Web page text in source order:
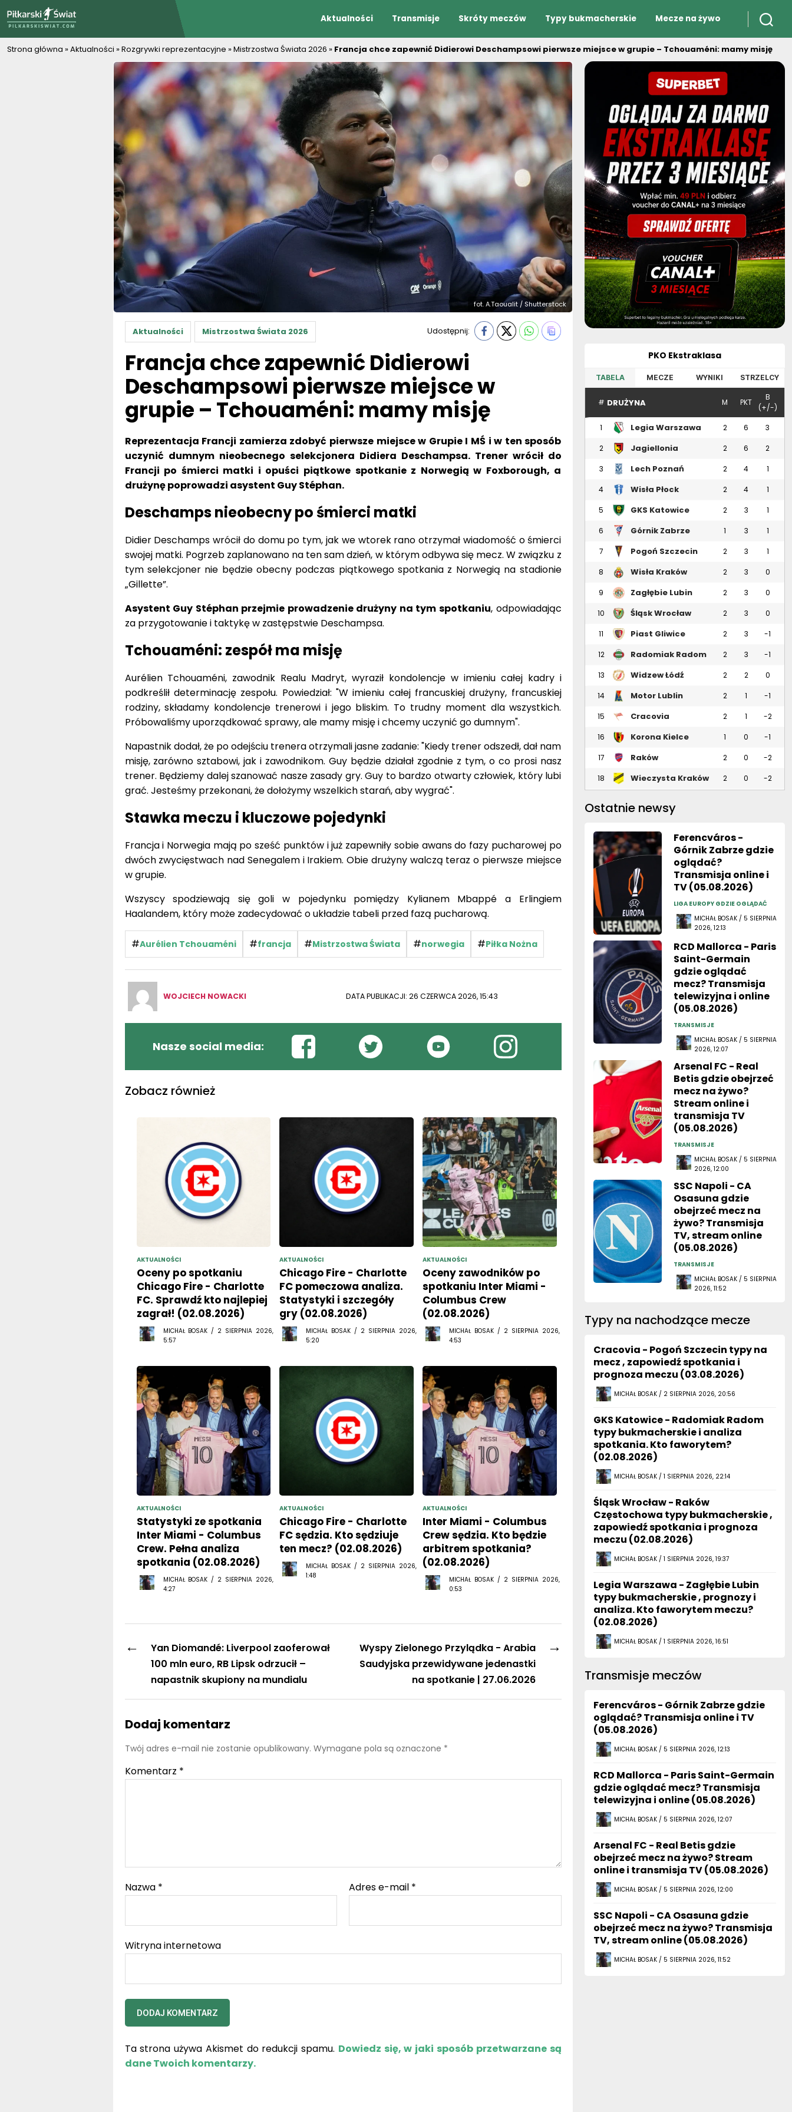
Aktualności Transmisje Skróty meczów Typy bukmacherskie Mecze na żywo
Strona główna »Aktualności »Rozgrywki reprezentacyjne »Mistrzostwa Świata 2026 » Francja chce zapewnić Didierowi Deschampsowi pierwsze miejsce w grupie – Tchouaméni: mamy misję
fot. A.Taoualit / Shutterstock
Aktualności Mistrzostwa Świata 2026 Udostępnij:
Francja chce zapewnić Didierowi
Deschampsowi pierwsze miejsce w
grupie – Tchouaméni: mamy misję
Reprezentacja Francji zamierza zdobyć pierwsze miejsce w Grupie I MŚ i w ten sposób
uczynić dumnym nieobecnego selekcjonera Didiera Deschampsa. Trener wrócił do
Francji po śmierci matki i opuści piątkowe spotkanie z Norwegią w Foxborough, a
drużynę poprowadzi asystent Guy Stéphan.
Deschamps nieobecny po śmierci matki
Didier Deschamps wrócił do domu po tym, jak we wtorek rano otrzymał wiadomość o śmierci
swojej matki. Pogrzeb zaplanowano na ten sam dzień, w którym odbywa się mecz. W związku z
tym selekcjoner nie będzie obecny podczas piątkowego spotkania z Norwegią na stadionie
„Gillette”.
Asystent Guy Stéphan przejmie prowadzenie drużyny na tym spotkaniu, odpowiadając
za przygotowanie i taktykę w zastępstwie Deschampsa.
Tchouaméni: zespół ma misję
Aurélien Tchouaméni, zawodnik Realu Madryt, wyraził kondolencje w imieniu całej kadry i
podkreślił determinację zespołu. Powiedział: "W imieniu całej francuskiej drużyny, francuskiej
rodziny, składamy kondolencje trenerowi i jego bliskim. To trudny moment dla wszystkich.
Próbowaliśmy uporządkować sprawy, ale mamy misję i chcemy uczynić go dumnym".
Napastnik dodał, że po odejściu trenera otrzymali jasne zadanie: "Kiedy trener odszedł, dał nam
misję, zarówno sztabowi, jak i zawodnikom. Guy będzie działał zgodnie z tym, o co prosi nasz
trener. Będziemy dalej szanować nasze zasady gry. Guy to bardzo otwarty człowiek, który lubi
grać. Jesteśmy przekonani, że dołożymy wszelkich starań, aby wygrać".
Stawka meczu i kluczowe pojedynki
Francja i Norwegia mają po sześć punktów i już zapewniły sobie awans do fazy pucharowej po
dwóch zwycięstwach nad Senegalem i Irakiem. Obie drużyny walczą teraz o pierwsze miejsce
w grupie.
Wszyscy spodziewają się goli w pojedynku pomiędzy Kylianem Mbappé a Erlingiem
Haalandem, który może zadecydować o układzie tabeli przed fazą pucharową.
#Aurélien Tchouaméni #francja #Mistrzostwa Świata #norwegia #Piłka Nożna
WOJCIECH NOWACKI DATA PUBLIKACJI: 26 CZERWCA 2026, 15:43
Nasze social media:
Zobacz również
AKTUALNOŚCI
Oceny po spotkaniu
Chicago Fire - Charlotte
FC. Sprawdź kto najlepiej
zagrał! (02.08.2026)
MICHAŁ BOSAK / 2 SIERPNIA 2026,
5:57
AKTUALNOŚCI
Chicago Fire - Charlotte
FC pomeczowa analiza.
Statystyki i szczegóły
gry (02.08.2026)
MICHAŁ BOSAK / 2 SIERPNIA 2026,
5:20
AKTUALNOŚCI
Oceny zawodników po
spotkaniu Inter Miami -
Columbus Crew
(02.08.2026)
MICHAŁ BOSAK / 2 SIERPNIA 2026,
4:53
AKTUALNOŚCI
Statystyki ze spotkania
Inter Miami - Columbus
Crew. Pełna analiza
spotkania (02.08.2026)
MICHAŁ BOSAK / 2 SIERPNIA 2026,
4:27
AKTUALNOŚCI
Chicago Fire - Charlotte
FC sędzia. Kto sędziuje
ten mecz? (02.08.2026)
MICHAŁ BOSAK / 2 SIERPNIA 2026,
1:48
AKTUALNOŚCI
Inter Miami - Columbus
Crew sędzia. Kto będzie
arbitrem spotkania?
(02.08.2026)
MICHAŁ BOSAK / 2 SIERPNIA 2026,
0:53
←
Yan Diomandé: Liverpool zaoferował
100 mln euro, RB Lipsk odrzucił –
napastnik skupiony na mundialu
→
Wyspy Zielonego Przylądka - Arabia
Saudyjska przewidywane jedenastki
na spotkanie | 27.06.2026
Dodaj komentarz
Twój adres e-mail nie zostanie opublikowany. Wymagane pola są oznaczone *
Komentarz *
Nazwa * Adres e-mail *
Witryna internetowa
Ta strona używa Akismet do redukcji spamu. Dowiedz się, w jaki sposób przetwarzane są
dane Twoich komentarzy.
PKO Ekstraklasa
TABELA MECZE WYNIKI STRZELCY
# DRUŻYNA M PKT
B
(+/-)
1
Legia Warszawa 2 6 3
2
Jagiellonia
2 6 2
3 Lech Poznań 2 4 1
4 Wisła Płock 2 4 1
5 GKS Katowice 2 3 1
6 Górnik Zabrze 1 3 1
7 Pogoń Szczecin 2 3 1
8 Wisła Kraków 2 3 0
9 Zagłębie Lubin 2 3 0
10 Śląsk Wrocław 2 3 0
11 Piast Gliwice 2 3 -1
12 Radomiak Radom 2 3 -1
13 Widzew Łódź 2 2 0
14 Motor Lublin 2 1 -1
15 Cracovia 2 1 -2
16 Korona Kielce 1 0 -1
17
Raków
2 0 -2
18 Wieczysta Kraków 2 0 -2
Ostatnie newsy
Ferencváros -
Górnik Zabrze gdzie
oglądać?
Transmisja online i
TV (05.08.2026)
LIGA EUROPY GDZIE OGLĄDAĆ
MICHAŁ BOSAK / 5 SIERPNIA
2026, 12:13
RCD Mallorca - Paris
Saint-Germain
gdzie oglądać
mecz? Transmisja
telewizyjna i online
(05.08.2026)
TRANSMISJE
MICHAŁ BOSAK / 5 SIERPNIA
2026, 12:07
Arsenal FC - Real
Betis gdzie obejrzeć
mecz na żywo?
Stream online i
transmisja TV
(05.08.2026)
TRANSMISJE
MICHAŁ BOSAK / 5 SIERPNIA
2026, 12:00
SSC Napoli - CA
Osasuna gdzie
obejrzeć mecz na
żywo? Transmisja
TV, stream online
(05.08.2026)
TRANSMISJE
MICHAŁ BOSAK / 5 SIERPNIA
2026, 11:52
Typy na nachodzące mecze
Cracovia - Pogoń Szczecin typy na
mecz , zapowiedź spotkania i
prognoza meczu (03.08.2026)
MICHAŁ BOSAK / 2 SIERPNIA 2026, 20:56
GKS Katowice - Radomiak Radom
typy bukmacherskie i analiza
spotkania. Kto faworytem?
(02.08.2026)
MICHAŁ BOSAK / 1 SIERPNIA 2026, 22:14
Śląsk Wrocław - Raków
Częstochowa typy bukmacherskie ,
zapowiedź spotkania i prognoza
meczu (02.08.2026)
MICHAŁ BOSAK / 1 SIERPNIA 2026, 19:37
Legia Warszawa - Zagłębie Lubin
typy bukmacherskie , prognozy i
analiza. Kto faworytem meczu?
(02.08.2026)
MICHAŁ BOSAK / 1 SIERPNIA 2026, 16:51
Transmisje meczów
Ferencváros - Górnik Zabrze gdzie
oglądać? Transmisja online i TV
(05.08.2026)
MICHAŁ BOSAK / 5 SIERPNIA 2026, 12:13
RCD Mallorca - Paris Saint-Germain
gdzie oglądać mecz? Transmisja
telewizyjna i online (05.08.2026)
MICHAŁ BOSAK / 5 SIERPNIA 2026, 12:07
Arsenal FC - Real Betis gdzie
obejrzeć mecz na żywo? Stream
online i transmisja TV (05.08.2026)
MICHAŁ BOSAK / 5 SIERPNIA 2026, 12:00
SSC Napoli - CA Osasuna gdzie
obejrzeć mecz na żywo? Transmisja
TV, stream online (05.08.2026)
MICHAŁ BOSAK / 5 SIERPNIA 2026, 11:52